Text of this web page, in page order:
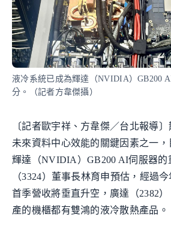
液冷系統已成為輝達（NVIDIA）GB200
分。（記者方韋傑攝）
〔記者歐宇祥、方韋傑／台北報導
未來資料中心效能的關鍵因素之一
輝達（NVIDIA）GB200 AI伺服器的
（3324）董事長林育申預估，經過
首季營收將垂直升空，廣達（2382
產的機櫃都有雙鴻的液冷散熱產品。